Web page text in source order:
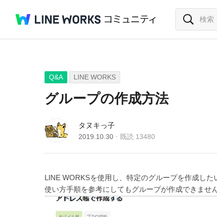
Q&A LINE WORKS
グループの作成方法
タヌキっ子
2019.10.30 既読 13480
LINE WORKSを使用し、特定のグループを作成した
使い方手順を参考にしてもグループが作成できません